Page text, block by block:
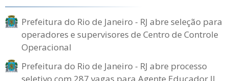
Prefeitura do Rio de Janeiro - RJ abre seleção para
operadores e supervisores de Centro de Controle
Operacional
Prefeitura do Rio de Janeiro - RJ abre processo